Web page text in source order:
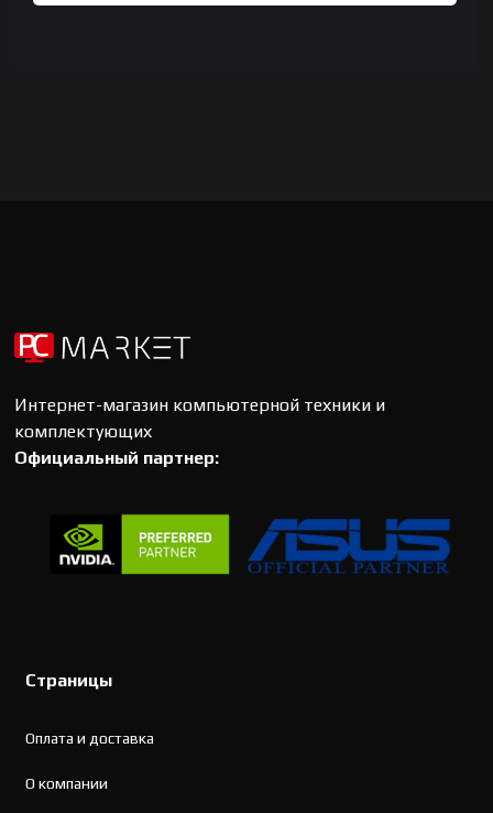
Интернет-магазин компьютерной техники и
комплектующих
Официальный партнер:
Страницы
Оплата и доставка
О компании